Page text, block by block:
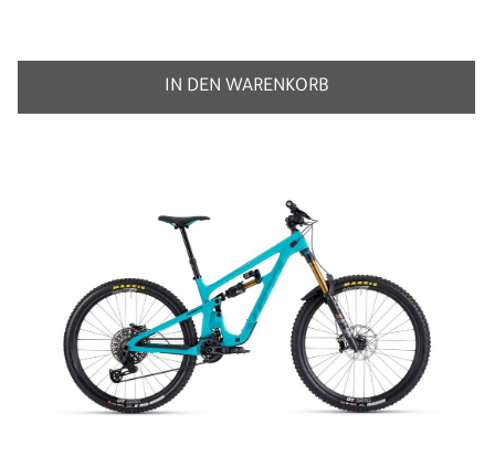
IN DEN WARENKORB